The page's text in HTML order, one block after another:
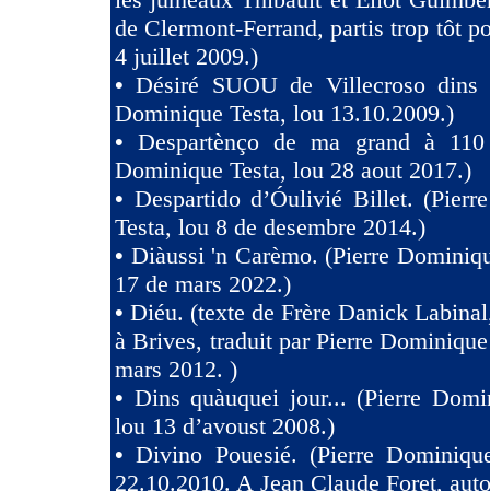
de Clermont-Ferrand, partis trop tôt
4 juillet 2009.)
•Désiré SUOU de Villecroso dins
Dominique Testa, lou 13.10.2009.)
•Despartènço de ma grand à
Dominique Testa, lou 28 aout 2017.)
• Despartido d’Óulivié Billet.
Testa, lou 8 de desembre 2014.)
• Diàussi 'n Carèmo. (Pierre
17 de mars 2022.)
• Diéu. (texte de Frère Danick
à Brives, traduit par Pierre
mars 2012. )
• Dins quàuquei jour... (Pierre
lou 13 d’avoust 2008.)
•Divino Pouesié. (Pierre
22.10.2010. A Jean Claude Foret,